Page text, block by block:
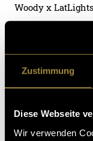
Zustimmung
Diese Webseite
Wir verwenden
Woody x LatLights